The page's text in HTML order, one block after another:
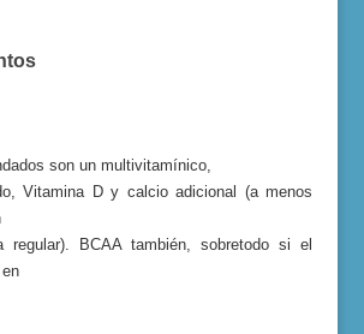
son un multivitamínico,
Vitamina D y calcio adicional (a menos
regular). BCAA también, sobretodo si el